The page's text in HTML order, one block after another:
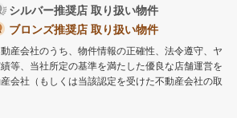
シルバー推奨店 取り扱い物件
ブロンズ推奨店 取り扱い物件
産会社のうち、物件情報の正確性、法令遵守、ヤ
等、当社所定の基準を満たした優良な店舗運営を
会社（もしくは当該認定を受けた不動産会社の取